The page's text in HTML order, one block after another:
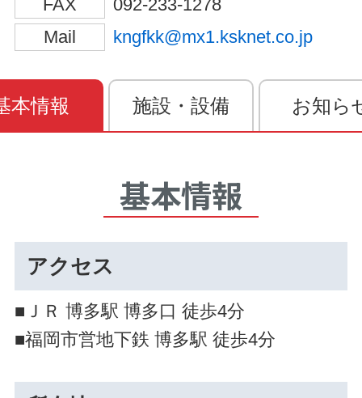
FAX
092-233-1278
Mail
kngfkk@mx1.ksknet.co.jp
本情報 施設・設備 お知ら
基本情報
アクセス
■ＪＲ 博多駅 博多口 徒歩4分
■福岡市営地下鉄 博多駅 徒歩4分